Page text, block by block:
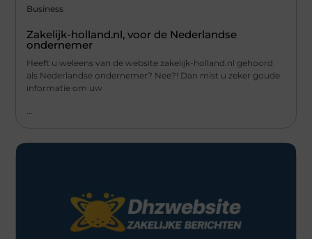
Business
Zakelijk-holland.nl, voor de Nederlandse
ondernemer
Heeft u weleens van de website zakelijk-holland.nl gehoord
als Nederlandse ondernemer? Nee?! Dan mist u zeker goude
informatie om uw